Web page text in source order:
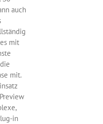
auch
mit
mit.
in